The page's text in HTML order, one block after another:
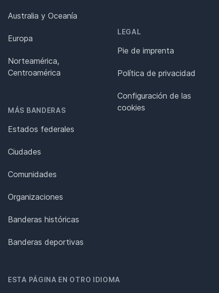
Australia y Oceanía
Europa
Norteamérica,
Centroamérica
MÁS BANDERAS
Estados federales
Ciudades
Comunidades
Organizaciones
Banderas históricas
Banderas deportivas
LEGAL
Pie de imprenta
Política de privacidad
Configuración de las
cookies
ESTA PÁGINA EN OTRO IDIOMA